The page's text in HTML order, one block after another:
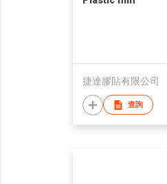
捷達膠貼有限公司
查詢